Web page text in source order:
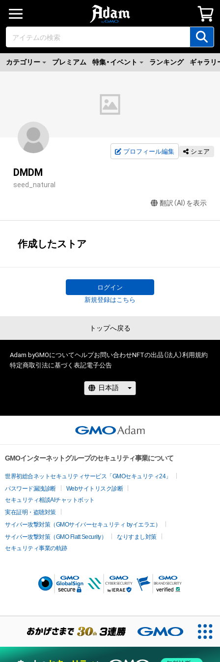
カテゴリー プレミアム 特集・イベント ランキング ギャラリ
プロフィール編集 シェア
DMDM
seed_natural
翻訳（AI）を表示
作成したストア
ログイン
新規登録はこちら
トップへ戻る
Adam byGMOについてヘルプお問い合わせNFTの出品（法人）利用規約
特定商取引法に基づく表記電子公告
GMOインターネットグループのセキュリティ事業について
世界初総合ネットセキュリティサービス「GMOセキュリティ24」
パスワード漏洩診断
Webサイトリスク診断
セキュリティ相談AIチャットボット
実在証明・盗聴対策
サイバー攻撃対策（GMOサイバーセキュリティ byイエラエ）
サイバー攻撃対策（GMO Flatt Security）
なりすまし対策
セキュリティ事業の軌跡